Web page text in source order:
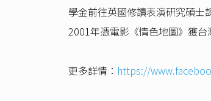
學金前往英國修讀表演研究碩士
2001年憑電影《情色地圖》獲
更多詳情： https://